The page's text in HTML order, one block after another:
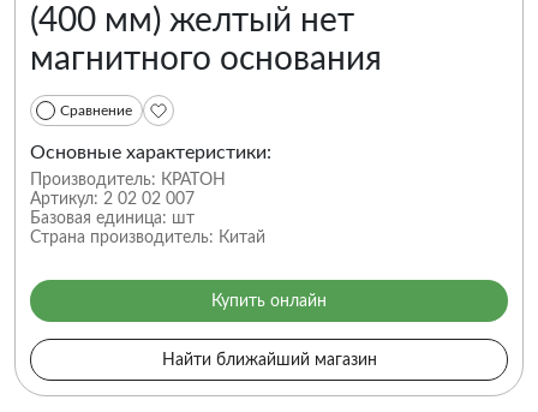
(400 мм) желтый нет
магнитного основания
Сравнение
Основные характеристики:
Производитель: КРАТОН
Артикул: 2 02 02 007
Базовая единица: шт
Страна производитель: Китай
Купить онлайн
Найти ближайший магазин